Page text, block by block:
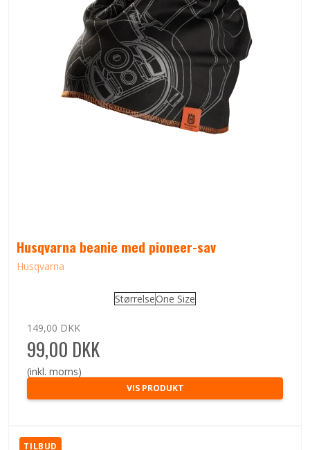
Husqvarna beanie med pioneer-sav
Husqvarna
StørrelseOne Size
149,00 DKK
99,00 DKK
(inkl. moms)
VIS PRODUKT
TILBUD